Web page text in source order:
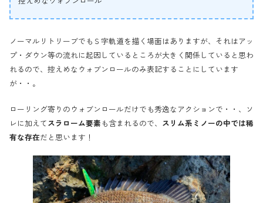
ノーマルリトリーブでもＳ字軌道を描く場面はありますが、それはアッ
プ・ダウン等の流れに起因しているところが大きく関係していると思わ
れるので、控えめなウォブンロールのみ表記することにしています
が・・。
ローリング寄りのウォブンロールだけでも秀逸なアクションで・・、ソ
レに加えてスラローム要素も含まれるので、 スリム系ミノーの中では稀
有な存在だと思います！